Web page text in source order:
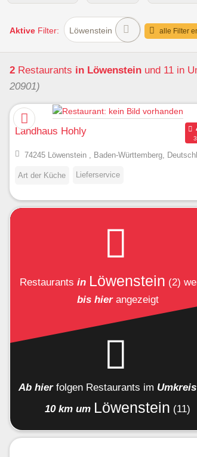
Hunde erlaubt Kapazität
Aktive Filter: Löwenstein alle Filter
2 Restaurants in Löwenstein und 11 in
20901)
Landhaus Hohly
74245 Löwenstein , Baden-Württemberg,
Art der Küche Lieferservice
Restaurants in Löwenstein (2)
bis hierangezeigt
Ab hier folgen Restaurants im
10 km um Löwenstein (11)